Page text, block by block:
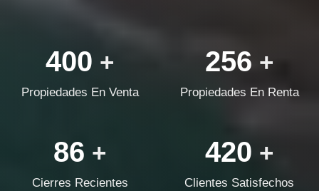
400 +
Propiedades En Venta
256 +
Propiedades En Renta
86 +
Cierres Recientes
420 +
Clientes Satisfechos